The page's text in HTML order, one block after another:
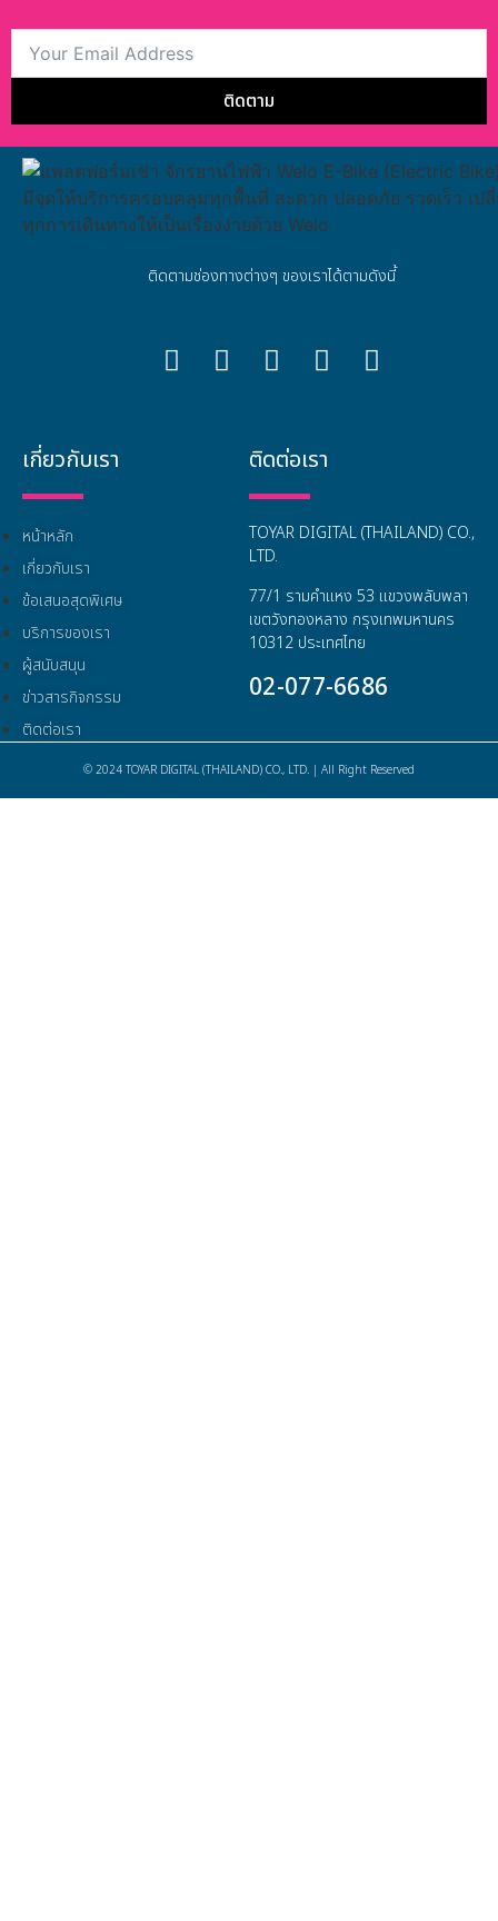
ติดตาม
ติดตามช่องทางต่างๆ ของเราได้ตามดังนี้
เกี่ยวกับเรา
หน้าหลัก
เกี่ยวกับเรา
ข้อเสนอสุดพิเศษ
บริการของเรา
ผู้สนับสนุน
ข่าวสารกิจกรรม
ติดต่อเรา
ติดต่อเรา
TOYAR DIGITAL (THAILAND) CO.,
LTD.
77/1 รามคำแหง 53 แขวงพลับพลา
เขตวังทองหลาง กรุงเทพมหานคร
10312 ประเทศไทย
02-077-6686
© 2024 TOYAR DIGITAL (THAILAND) CO., LTD. | All Right Reserved